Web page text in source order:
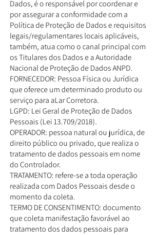
Dados, é o responsável por coordenar e
por assegurar a conformidade com a
Política de Proteção de Dados e requisitos
legais/regulamentares locais aplicáveis,
também, atua como o canal principal com
os Titulares dos Dados e a Autoridade
Nacional de Proteção de Dados ANPD.
FORNECEDOR: Pessoa Física ou Jurídica
que oferece um determinado produto ou
serviço para aLar Corretora.
LGPD: Lei Geral de Proteção de Dados
Pessoais (Lei 13.709/2018).
OPERADOR: pessoa natural ou jurídica, de
direito público ou privado, que realiza o
tratamento de dados pessoais em nome
do Controlador.
TRATAMENTO: refere-se a toda operação
realizada com Dados Pessoais desde o
momento da coleta.
TERMO DE CONSENTIMENTO: documento
que coleta manifestação favorável ao
tratamento dos dados pessoais para